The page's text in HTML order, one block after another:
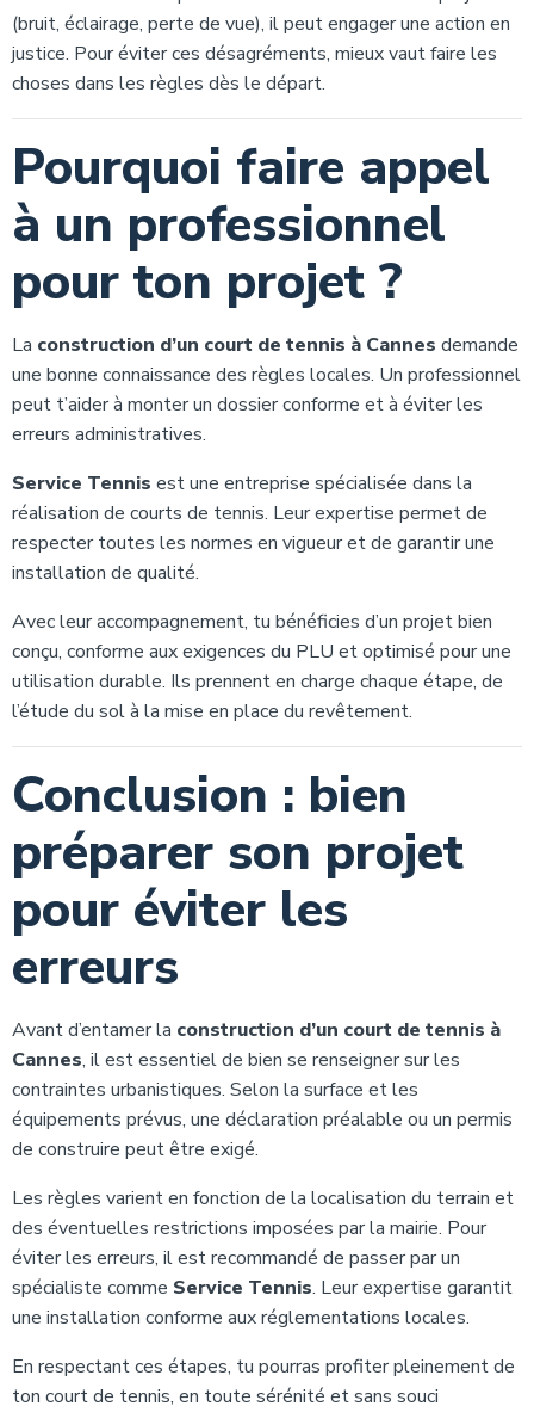
(bruit, éclairage, perte de vue), il peut engager une action en
justice. Pour éviter ces désagréments, mieux vaut faire les
choses dans les règles dès le départ.
Pourquoi faire appel
à un professionnel
pour ton projet ?
La construction d’un court de tennis à Cannes demande
une bonne connaissance des règles locales. Un professionnel
peut t’aider à monter un dossier conforme et à éviter les
erreurs administratives.
Service Tennis est une entreprise spécialisée dans la
réalisation de courts de tennis. Leur expertise permet de
respecter toutes les normes en vigueur et de garantir une
installation de qualité.
Avec leur accompagnement, tu bénéficies d’un projet bien
conçu, conforme aux exigences du PLU et optimisé pour une
utilisation durable. Ils prennent en charge chaque étape, de
l’étude du sol à la mise en place du revêtement.
Conclusion : bien
préparer son projet
pour éviter les
erreurs
Avant d’entamer la construction d’un court de tennis à
Cannes, il est essentiel de bien se renseigner sur les
contraintes urbanistiques. Selon la surface et les
équipements prévus, une déclaration préalable ou un permis
de construire peut être exigé.
Les règles varient en fonction de la localisation du terrain et
des éventuelles restrictions imposées par la mairie. Pour
éviter les erreurs, il est recommandé de passer par un
spécialiste comme Service Tennis. Leur expertise garantit
une installation conforme aux réglementations locales.
En respectant ces étapes, tu pourras profiter pleinement de
ton court de tennis, en toute sérénité et sans souci